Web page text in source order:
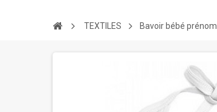
TEXTILES Bavoir bébé prénom